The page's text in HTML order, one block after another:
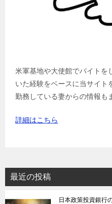
米軍基地や大使館でバイトを
いた経験をベースに当サイト
勤務している妻からの情報も
詳細はこちら
最近の投稿
日本政策投資銀行